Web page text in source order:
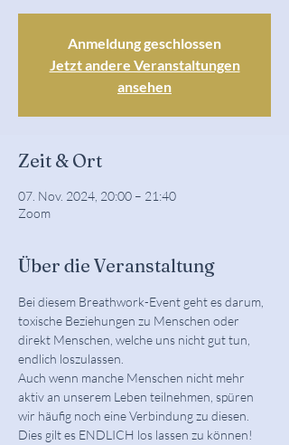
Anmeldung geschlossen
Jetzt andere Veranstaltungen
ansehen
Zeit & Ort
07. Nov. 2024, 20:00 – 21:40
Zoom
Über die Veranstaltung
Bei diesem Breathwork-Event geht es darum,
toxische Beziehungen zu Menschen oder
direkt Menschen, welche uns nicht gut tun,
endlich loszulassen.
Auch wenn manche Menschen nicht mehr
aktiv an unserem Leben teilnehmen, spüren
wir häufig noch eine Verbindung zu diesen.
Dies gilt es ENDLICH los lassen zu können!